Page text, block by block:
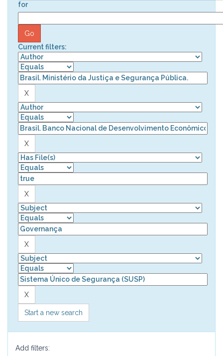
for
Current filters:
Start a new search
Add filters: